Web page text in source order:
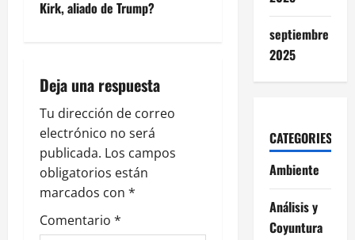
a
i
ó
n
d
e
Kirk, aliado de Trump?
Deja una respuesta
Tu dirección de correo
electrónico no será
publicada. Los campos
obligatorios están
marcados con *
Comentario *
septiembre
2025
CATEGORIES
Ambiente
Análisis y
Coyuntura